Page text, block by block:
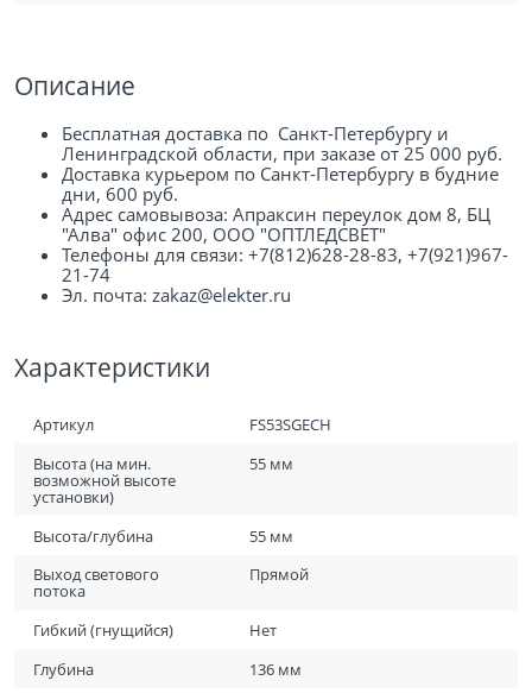
Описание
Бесплатная доставка по Санкт-Петербургу и
Ленинградской области, при заказе от 25 000 руб.
Доставка курьером по Санкт-Петербургу в будние
дни, 600 руб.
Адрес самовывоза: Апраксин переулок дом 8, БЦ
"Алва" офис 200, ООО "ОПТЛЕДСВЕТ"
Телефоны для связи: +7(812)628-28-83, +7(921)967-
21-74
Эл. почта: zakaz@elekter.ru
Характеристики
Артикул
FS53SGECH
Высота (на мин.
возможной высоте
установки)
55 мм
Высота/глубина
55 мм
Выход светового
потока
Прямой
Гибкий (гнущийся)
Нет
Глубина
136 мм